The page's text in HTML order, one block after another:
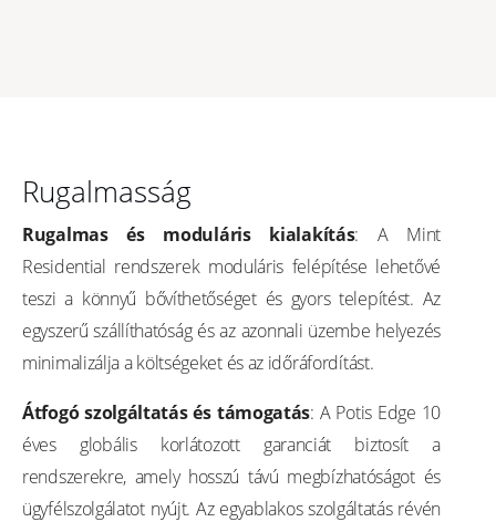
Rugalmasság
Rugalmas és moduláris kialakítás: A Mint
Residential rendszerek moduláris felépítése lehetővé
teszi a könnyű bővíthetőséget és gyors telepítést. Az
egyszerű szállíthatóság és az azonnali üzembe helyezés
minimalizálja a költségeket és az időráfordítást.
Átfogó szolgáltatás és támogatás: A Potis Edge 10
éves globális korlátozott garanciát biztosít a
rendszerekre, amely hosszú távú megbízhatóságot és
ügyfélszolgálatot nyújt. Az egyablakos szolgáltatás révén